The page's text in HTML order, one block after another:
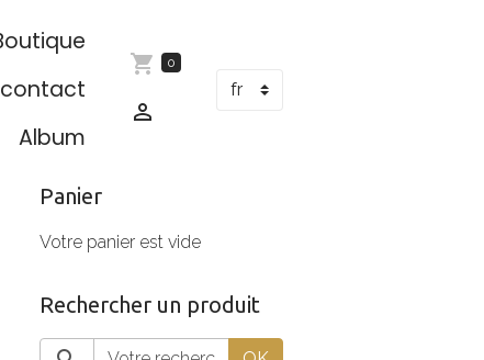
contact
Album
0
Panier
Votre panier est vide
Rechercher un produit